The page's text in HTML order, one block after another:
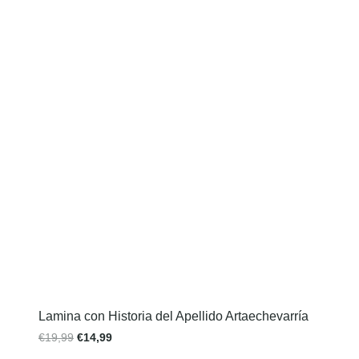
Lamina con Historia del Apellido Artaechevarría
€19,99 €14,99